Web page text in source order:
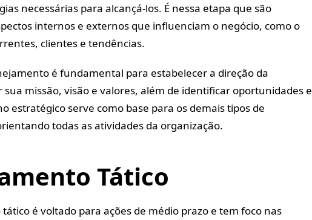
necessárias para alcançá-los. É nessa etapa que são
internos e externos que influenciam o negócio, como o
clientes e tendências.
é fundamental para estabelecer a direção da
missão, visão e valores, além de identificar oportunidades e
estratégico serve como base para os demais tipos de
todas as atividades da organização.
Tático
é voltado para ações de médio prazo e tem foco nas